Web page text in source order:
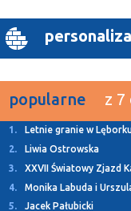
popularne z 7
1. Z Archiwum TTM
2.
Rusza budowa dwóch
3.
Letnie granie w
4.
Za nami Kaszubski
5.
„Lodówka społeczna”